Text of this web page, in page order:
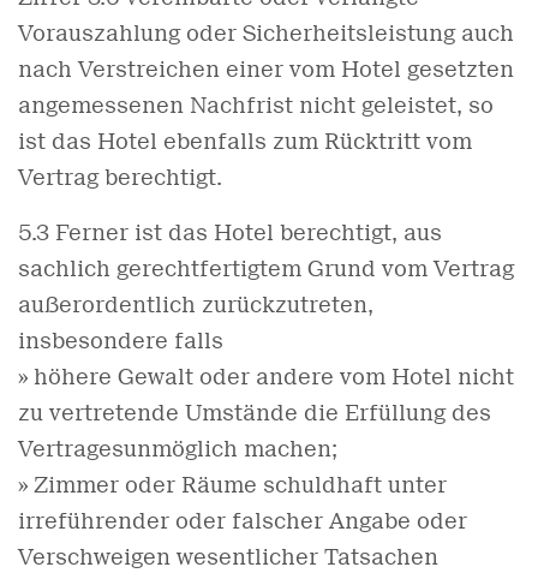
Vorauszahlung oder Sicherheitsleistung auch
nach Verstreichen einer vom Hotel gesetzten
angemessenen Nachfrist nicht geleistet, so
ist das Hotel ebenfalls zum Rücktritt vom
Vertrag berechtigt.
5.3 Ferner ist das Hotel berechtigt, aus
sachlich gerechtfertigtem Grund vom Vertrag
außerordentlich zurückzutreten,
insbesondere falls
» höhere Gewalt oder andere vom Hotel nicht
zu vertretende Umstände die Erfüllung des
Vertragesunmöglich machen;
» Zimmer oder Räume schuldhaft unter
irreführender oder falscher Angabe oder
Verschweigen wesentlicher Tatsachen